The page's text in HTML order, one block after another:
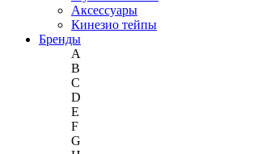
Аксессуары
Кинезио тейпы
Бренды
A
B
C
D
E
F
G